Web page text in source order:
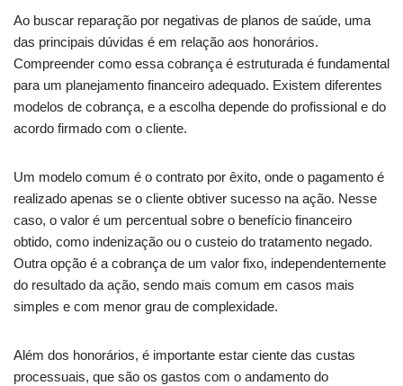
Ao buscar reparação por negativas de planos de saúde, uma
das principais dúvidas é em relação aos honorários.
Compreender como essa cobrança é estruturada é fundamental
para um planejamento financeiro adequado. Existem diferentes
modelos de cobrança, e a escolha depende do profissional e do
acordo firmado com o cliente.
Um modelo comum é o contrato por êxito, onde o pagamento é
realizado apenas se o cliente obtiver sucesso na ação. Nesse
caso, o valor é um percentual sobre o benefício financeiro
obtido, como indenização ou o custeio do tratamento negado.
Outra opção é a cobrança de um valor fixo, independentemente
do resultado da ação, sendo mais comum em casos mais
simples e com menor grau de complexidade.
Além dos honorários, é importante estar ciente das custas
processuais, que são os gastos com o andamento do